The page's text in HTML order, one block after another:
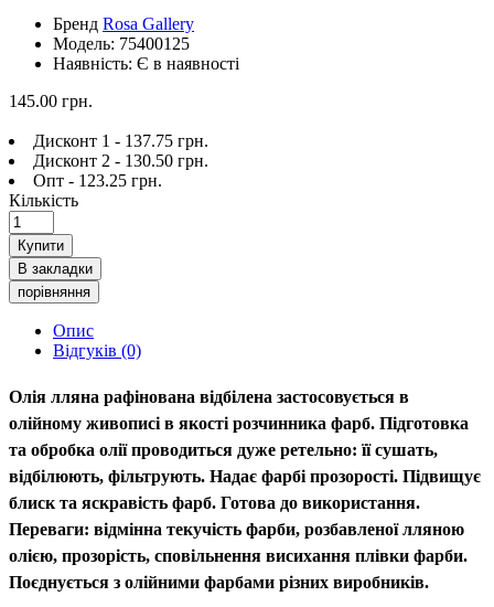
Бренд Rosa Gallery
Модель: 75400125
Наявність: Є в наявності
145.00 грн.
Дисконт 1 - 137.75 грн.
Дисконт 2 - 130.50 грн.
Опт - 123.25 грн.
Кількість
Купити
В закладки
порівняння
Опис
Відгуків (0)
Олія лляна рафінована відбілена застосовується в
олійному живописі в якості розчинника фарб. Підготовка
та обробка олії проводиться дуже ретельно: її сушать,
відбілюють, фільтрують. Надає фарбі прозорості. Підвищує
блиск та яскравість фарб. Готова до використання.
Переваги: відмінна текучість фарби, розбавленої лляною
олією, прозорість, сповільнення висихання плівки фарби.
Поєднується з олійними фарбами різних виробників.